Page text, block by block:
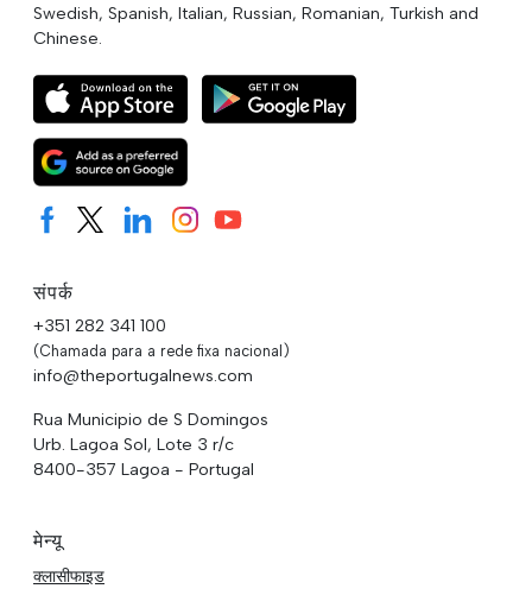
Swedish, Spanish, Italian, Russian, Romanian, Turkish and
Chinese.
संपर्क
+351 282 341 100
(Chamada para a rede fixa nacional)
info@theportugalnews.com
Rua Municipio de S Domingos
Urb. Lagoa Sol, Lote 3 r/c
8400-357 Lagoa - Portugal
मेन्यू
क्लासीफाइड